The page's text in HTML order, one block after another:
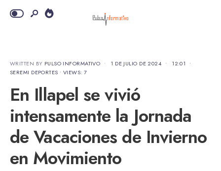
WRITTEN BY PULSO INFORMATIVO • 1 DE JULIO DE 2024 • 12:01
•
SEREMI DEPORTES • VIEWS: 7
En Illapel se vivió
intensamente la Jornada
de Vacaciones de Invierno
en Movimiento